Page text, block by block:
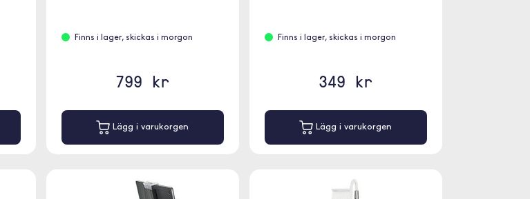
Finns i lager, skickas i morgon
799 kr
Lägg i varukorgen
Finns i lager, skickas i morgon
349 kr
Lägg i varukorgen